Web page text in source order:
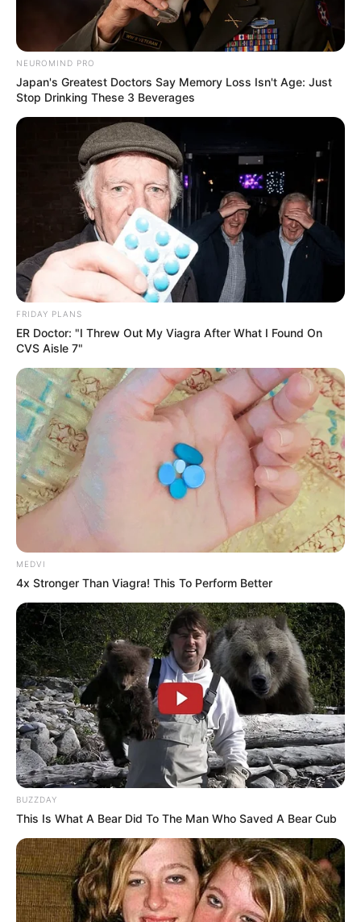
Remember Them? These '90s Couples Defined An
Era—See The Complete List
BRAINBERRIES
Are You The Same Alone And With Others? Find Out
BRAINBERRIES
Why this ordinary drink is the secret to feeling your
best every day
CTA FAVORITE
It Might Be Quentin Tarantino's Last Movie
BRAINBERRIES
These 6 Movies Were So Bad That They Became
Instant Classics
BRAINBERRIES
NEUROMIND PRO
Japan's Greatest Doctors Say Memory Loss Isn't Age: Just
Stop Drinking These 3 Beverages
FRIDAY PLANS
ER Doctor: "I Threw Out My Viagra After What I Found On
CVS Aisle 7"
MEDVI
4x Stronger Than Viagra! This To Perform Better
BUZZDAY
This Is What A Bear Did To The Man Who Saved A Bear Cub